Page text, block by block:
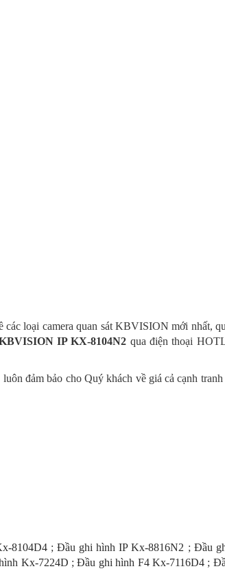
loại camera quan sát KBVISION mới nhất,
IPKX-8104N2 qua điện thoại
đảm bảo cho Quý khách về giá cả cạnh
8104D4; Đầu ghi hình IP Kx-8816N2 ; Đầu
Kx-7224D ;Đầu ghi hình F4 Kx-7116D4 ;